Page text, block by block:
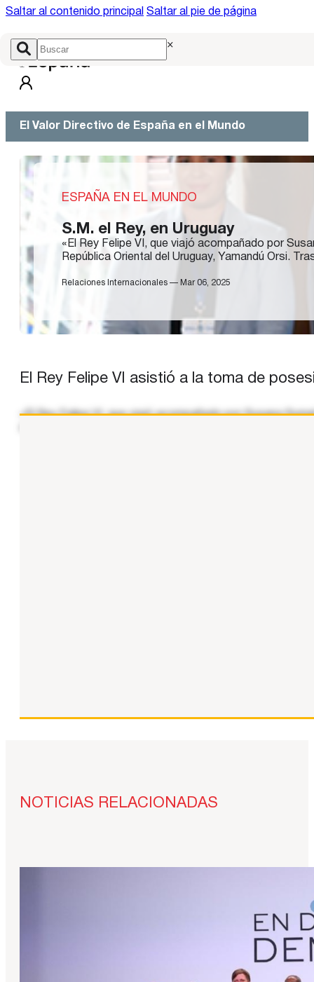
Saltar al contenido principal Saltar al pie de página
×
El Valor Directivo de España en el Mundo
ESPAÑA EN EL MUNDO
S.M. el Rey, en Uruguay
«El Rey Felipe VI, que viajó acompañado por
República Oriental del Uruguay, Yamandú Orsi.
Relaciones Internacionales — Mar 06, 2025
El Rey Felipe VI asistió a la toma de
«El Rey Felipe VI, que viajó acompañado por Susana
NOTICIAS RELACIONADAS